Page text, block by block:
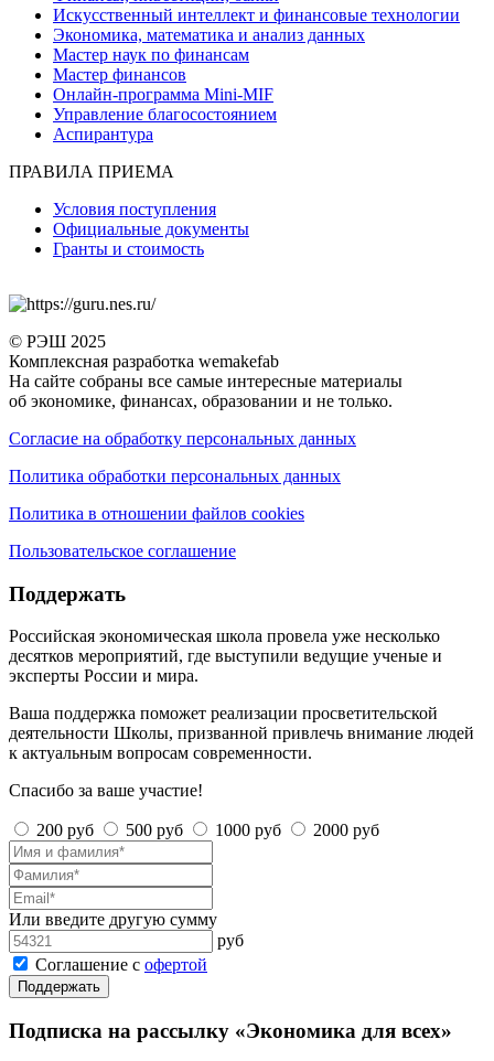
Искусственный интеллект и финансовые технологии
Экономика, математика и анализ данных
Мастер наук по финансам
Мастер финансов
Онлайн-программа Mini-MIF
Управление благосостоянием
Аспирантура
ПРАВИЛА ПРИЕМА
Условия поступления
Официальные документы
Гранты и стоимость
© РЭШ 2025
Комплексная разработка wemakefab
На сайте собраны все самые интересные материалы
об экономике, финансах, образовании и не только.
Согласие на обработку персональных данных
Политика обработки персональных данных
Политика в отношении файлов cookies
Пользовательское соглашение
Поддержать
Российская экономическая школа провела уже несколько
десятков мероприятий, где выступили ведущие ученые и
эксперты России и мира.
Ваша поддержка поможет реализации просветительской
деятельности Школы, призванной привлечь внимание людей
к актуальным вопросам современности.
Спасибо за ваше участие!
200 руб 500 руб 1000 руб 2000 руб
Или введите другую сумму
руб
Соглашение с офертой
Поддержать
Подписка на рассылку «Экономика для всех»